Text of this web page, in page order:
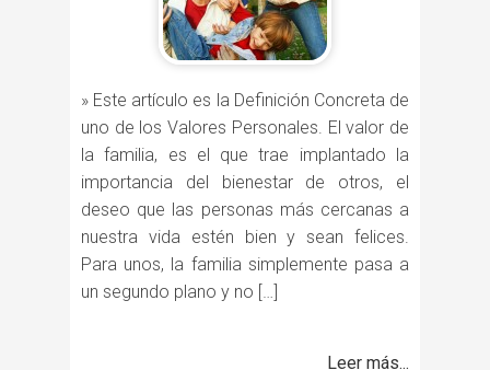
» Este artículo es la Definición Concreta de
uno de los Valores Personales. El valor de
la familia, es el que trae implantado la
importancia del bienestar de otros, el
deseo que las personas más cercanas a
nuestra vida estén bien y sean felices.
Para unos, la familia simplemente pasa a
un segundo plano y no […]
Leer más...